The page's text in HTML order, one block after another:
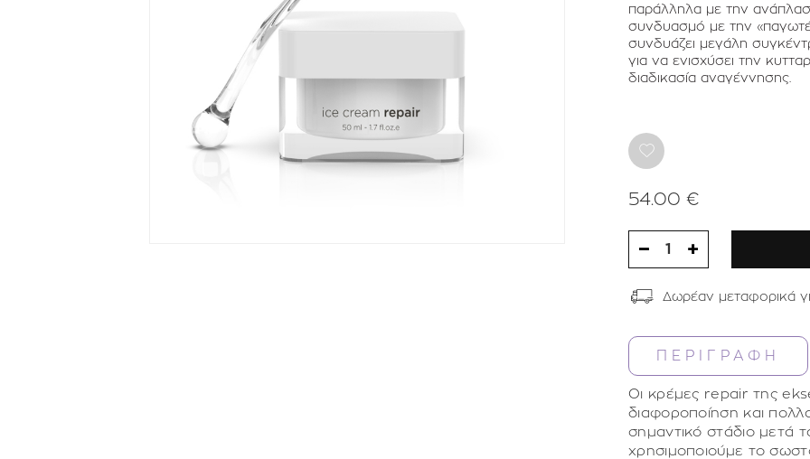
παράλληλα με την
συνδυασμό με την
συνδυάζει μεγάλη
για να ενισχύσει την
διαδικασία αναγέννησης.
54.00 €
1
Δωρέαν μεταφορικά
ΠΕΡΙΓΡΑΦΗ
Οι κρέμες repair της
διαφοροποίηση και
σημαντικό στάδιο μετά
χρησιμοποιούμε το